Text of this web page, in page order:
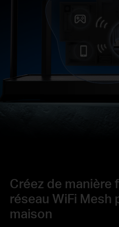
Créez de manière
réseau WiFi Mesh
maison